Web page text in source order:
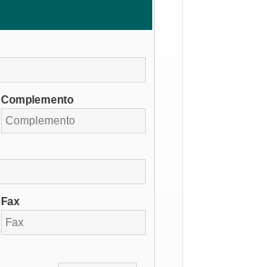
Complemento
Fax